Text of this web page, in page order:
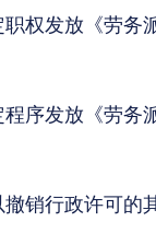
职权发放《劳务
程序发放《劳务
撤销行政许可的